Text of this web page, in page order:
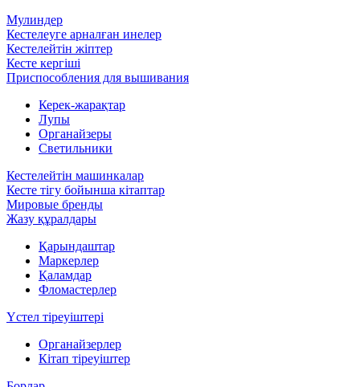
Мулиндер
Кестелеуге арналған инелер
Кестелейтін жіптер
Кесте кергіші
Приспособления для вышивания
Керек-жарақтар
Лупы
Органайзеры
Светильники
Кестелейтін машинкалар
Кесте тігу бойынша кітаптар
Мировые бренды
Жазу құралдары
Қарындаштар
Маркерлер
Қаламдар
Фломастерлер
Үстел тіреуіштері
Органайзерлер
Кітап тіреуіштер